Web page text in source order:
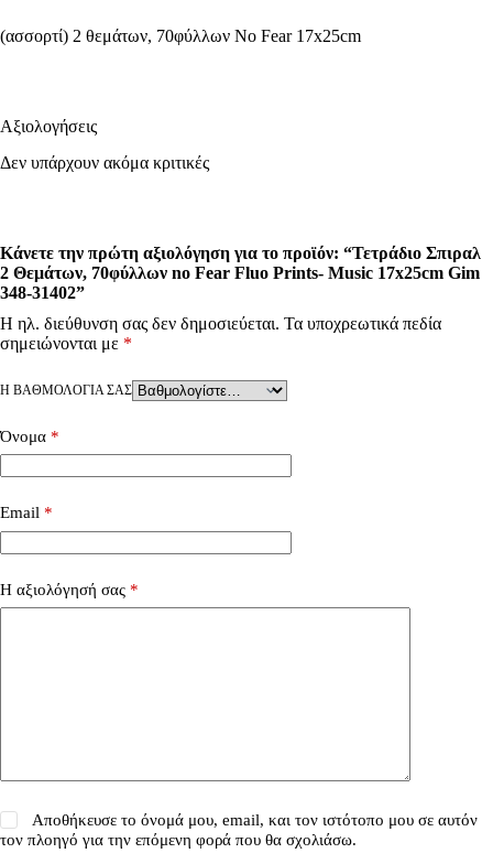
(ασσορτί) 2 θεμάτων, 70φύλλων No Fear 17x25cm
Αξιολογήσεις
Δεν υπάρχουν ακόμα κριτικές
Κάνετε την πρώτη αξιολόγηση για το προϊόν: “Τετράδιο Σπιραλ
2 Θεμάτων, 70φύλλων no Fear Fluo Prints- Music 17x25cm Gim
348-31402”
Η ηλ. διεύθυνση σας δεν δημοσιεύεται. Τα υποχρεωτικά πεδία
σημειώνονται με *
Η ΒΑΘΜΟΛΟΓΊΑ ΣΑΣ
Όνομα *
Email *
Η αξιολόγησή σας *
Αποθήκευσε το όνομά μου, email, και τον ιστότοπο μου σε αυτόν
τον πλοηγό για την επόμενη φορά που θα σχολιάσω.